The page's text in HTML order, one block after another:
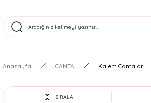
Tüm Siparişler Aynı Gün
Anasayfa ÇANTA Kalem Çantaları
SIRALA